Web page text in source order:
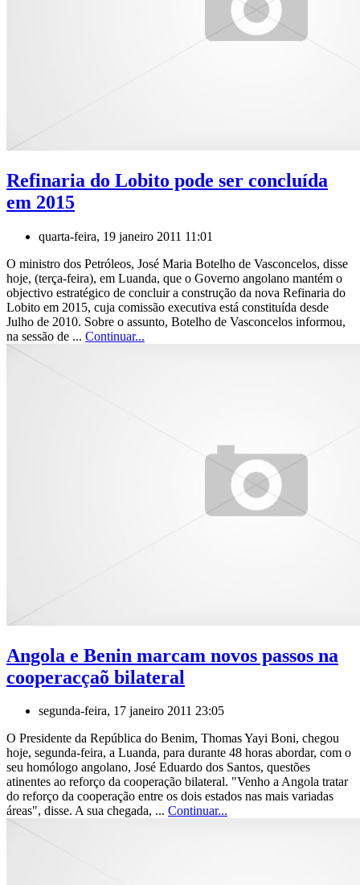
Refinaria do Lobito pode ser concluída
em 2015
quarta-feira, 19 janeiro 2011 11:01
O ministro dos Petróleos, José Maria Botelho de Vasconcelos, disse
hoje, (terça-feira), em Luanda, que o Governo angolano mantém o
objectivo estratégico de concluir a construção da nova Refinaria do
Lobito em 2015, cuja comissão executiva está constituída desde
Julho de 2010. Sobre o assunto, Botelho de Vasconcelos informou,
na sessão de ... Continuar...
Angola e Benin marcam novos passos na
cooperacçaõ bilateral
segunda-feira, 17 janeiro 2011 23:05
O Presidente da República do Benim, Thomas Yayi Boni, chegou
hoje, segunda-feira, a Luanda, para durante 48 horas abordar, com o
seu homólogo angolano, José Eduardo dos Santos, questões
atinentes ao reforço da cooperação bilateral. "Venho a Angola tratar
do reforço da cooperação entre os dois estados nas mais variadas
áreas", disse. A sua chegada, ... Continuar...